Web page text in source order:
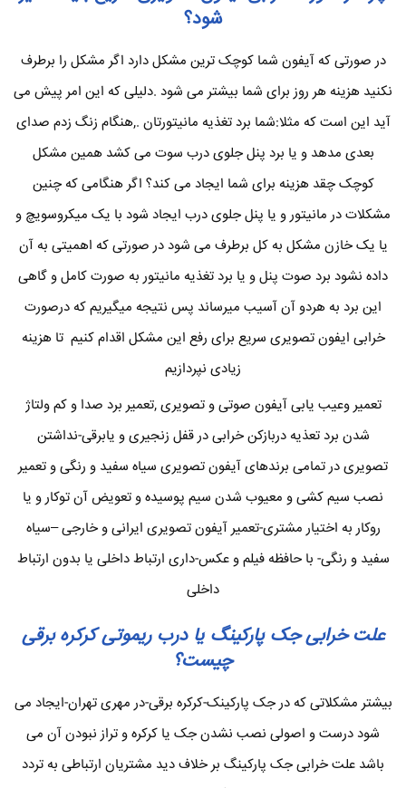
شود؟
در صورتی که آیفون شما کوچک ترین مشکل دارد اگر مشکل را برطرف
نکنید هزینه هر روز برای شما بیشتر می شود .دلیلی که این امر پیش می
آید این است که مثلا:شما برد تغذیه مانیتورتان .,هنگام زنگ زدم صدای
بعدی مدهد و یا برد پنل جلوی درب سوت می کشد همین مشکل
کوچک چقد هزینه برای شما ایجاد می کند؟ اگر هنگامی که چنین
مشکلات در مانیتور و یا پنل جلوی درب ایجاد شود با یک میکروسویچ و
یا یک خازن مشکل به کل برطرف می شود در صورتی که اهمیتی به آن
داده نشود برد صوت پنل و یا برد تغذیه مانیتور به صورت کامل و گاهی
این برد به هردو آن آسیب میرساند پس نتیجه میگیریم که درصورت
خرابی ایفون تصویری سریع برای رفع این مشکل اقدام کنیم تا هزینه
زیادی نپردازیم
تعمیر وعیب یابی آیفون صوتی و تصویری ,تعمیر برد صدا و کم ولتاژ
شدن برد تعذیه دربازکن خرابی در قفل زنجیری و یابرقی-نداشتن
تصویری در تمامی برندهای آیفون تصویری سیاه سفید و رنگی و تعمیر
نصب سیم کشی و معیوب شدن سیم پوسیده و تعویض آن توکار و یا
روکار به اختیار مشتری-تعمیر آیفون تصویری ایرانی و خارجی –سیاه
سفید و رنگی- با حافظه فیلم و عکس-داری ارتباط داخلی یا بدون ارتباط
داخلی
علت خرابی جک پارکینگ یا درب ریموتی کرکره برقی
چیست؟
بیشتر مشکلاتی که در جک پارکینک-کرکره برقی-در مهری تهران-ایجاد می
شود درست و اصولی نصب نشدن جک یا کرکره و تراز نبودن آن می
باشد علت خرابی جک پارکینگ بر خلاف دید مشتریان ارتباطی به تردد